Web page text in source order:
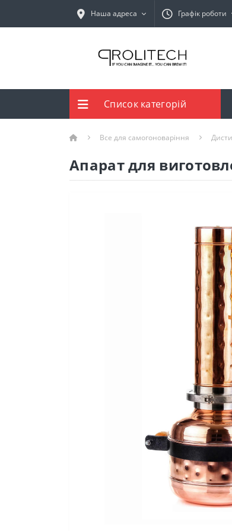
Наша адреса Графік роботи
Список категорій
Все для самогоноваріння
Апарат для